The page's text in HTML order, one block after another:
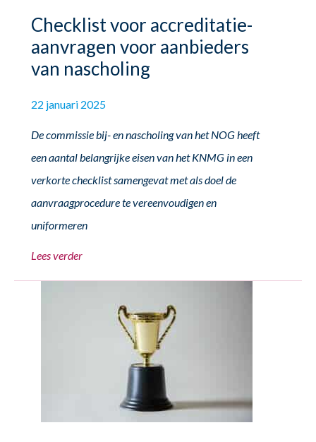
Checklist voor accreditatie-
aanvragen voor aanbieders
van nascholing
22 januari 2025
De commissie bij- en nascholing van het NOG heeft
een aantal belangrijke eisen van het KNMG in een
verkorte checklist samengevat met als doel de
aanvraagprocedure te vereenvoudigen en
uniformeren
Lees verder